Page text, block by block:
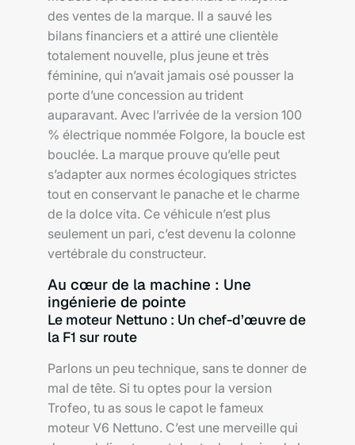
des ventes de la marque. Il a sauvé les
bilans financiers et a attiré une clientèle
totalement nouvelle, plus jeune et très
féminine, qui n’avait jamais osé pousser la
porte d’une concession au trident
auparavant. Avec l’arrivée de la version 100
% électrique nommée Folgore, la boucle est
bouclée. La marque prouve qu’elle peut
s’adapter aux normes écologiques strictes
tout en conservant le panache et le charme
de la dolce vita. Ce véhicule n’est plus
seulement un pari, c’est devenu la colonne
vertébrale du constructeur.
Au cœur de la machine : Une
ingénierie de pointe
Le moteur Nettuno : Un chef-d’œuvre de
la F1 sur route
Parlons un peu technique, sans te donner de
mal de tête. Si tu optes pour la version
Trofeo, tu as sous le capot le fameux
moteur V6 Nettuno. C’est une merveille qui